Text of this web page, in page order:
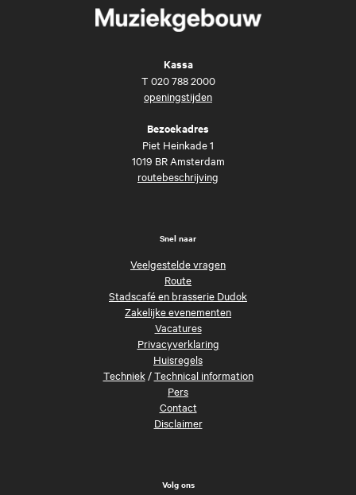
Kassa
T 020 788 2000
openingstijden
Bezoekadres
Piet Heinkade 1
1019 BR Amsterdam
routebeschrijving
Snel naar
Veelgestelde vragen
Route
Stadscafé en brasserie Dudok
Zakelijke evenementen
Vacatures
Privacyverklaring
Huisregels
Techniek/Technical information
Pers
Contact
Disclaimer
Volg ons